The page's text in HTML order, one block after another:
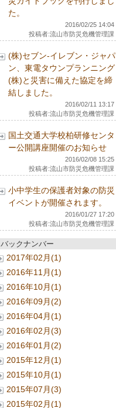
た。
2016/02/25 14:04
投稿者:流山市防災危機管理課
(株)セブン-イレブン・ジャパ
ン、東電タウンプランニング
(株)と災害に備えた協定を締
結しました。
2016/02/11 13:17
投稿者:流山市防災危機管理課
国土交通大学校柏研修センタ
ー公開講座開催のお知らせ
2016/02/08 15:25
投稿者:流山市防災危機管理課
小中学生の保護者対象の防災
イベントが開催されます。
2016/01/27 17:20
投稿者:流山市防災危機管理課
バックナンバー
2017年02月(1)
2016年11月(1)
2016年10月(1)
2016年09月(2)
2016年04月(1)
2016年02月(3)
2016年01月(2)
2015年12月(1)
2015年10月(1)
2015年07月(3)
2015年02月(1)